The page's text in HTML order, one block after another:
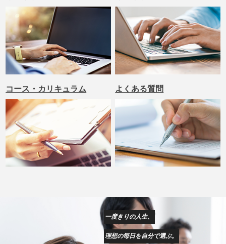
コース・カリキュラム よくある質問
一度きりの人生、
理想の毎日を自分で選ぶ。